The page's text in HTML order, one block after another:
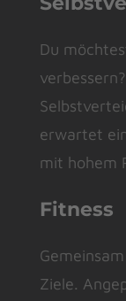
Du
erwartet
mit hohem
Fitness
Ziele.